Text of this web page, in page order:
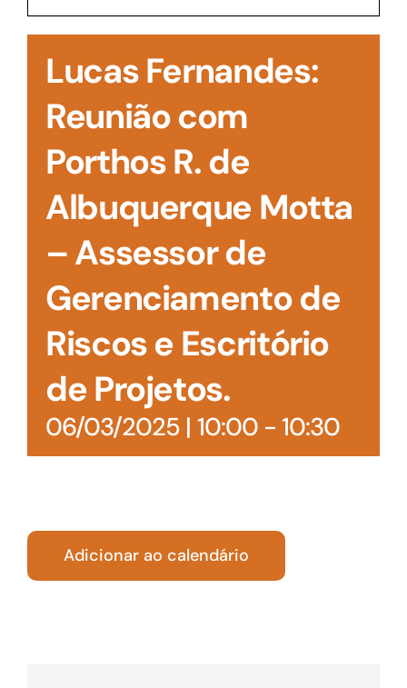
Lucas Fernandes:
Reunião com
Porthos R. de
Albuquerque Motta
– Assessor de
Gerenciamento de
Riscos e Escritório
de Projetos.
06/03/2025 | 10:00- 10:30
Adicionar ao calendário